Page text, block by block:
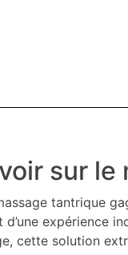
sur
tantrique
d’une expérience
cette solution